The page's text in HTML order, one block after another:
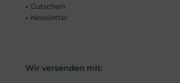
Gutschein
Newsletter
Wir versenden mit: